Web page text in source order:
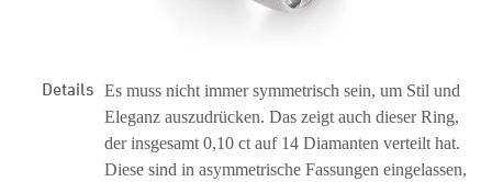
Details Es muss nicht immer symmetrisch sein, um Stil und
Eleganz auszudrücken. Das zeigt auch dieser Ring,
der insgesamt 0,10 ct auf 14 Diamanten verteilt hat.
Diese sind in asymmetrische Fassungen eingelassen,